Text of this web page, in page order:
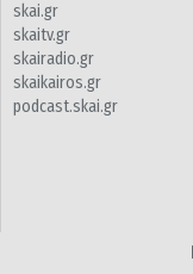
skai.gr
skaitv.gr
skairadio.gr
skaikairos.gr
podcast.skai.gr